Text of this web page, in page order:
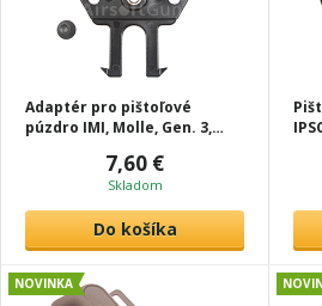
Adaptér pro pištoľové
púzdro IMI, Molle, Gen. 3,
7,60 €
Skladom
Do košíka
NOVINKA